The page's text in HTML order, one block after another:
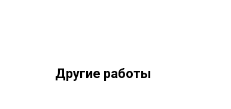
Другие работы